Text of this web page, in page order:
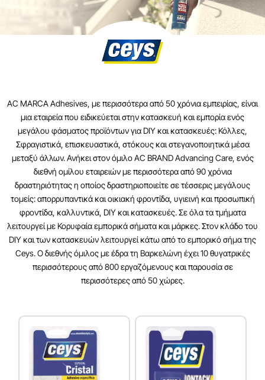
AC MARCA Adhesives, με περισσότερα από 50 χρόνια εμπειρίας, είναι
μια εταιρεία που ειδικεύεται στην κατασκευή και εμπορία ενός
μεγάλου φάσματος προϊόντων για DIY και κατασκευές: Κόλλες,
Σφραγιστικά, επισκευαστικά, στόκους και στεγανοποιητικά μέσα
μεταξύ άλλων. Ανήκει στον όμιλο AC BRAND Advancing Care, ενός
διεθνή ομίλου εταιρειών με περισσότερα από 90 χρόνια
δραστηριότητας η οποίος δραστηριοποιείτε σε τέσσερις μεγάλους
τομείς: απορρυπαντικά και οικιακή φροντίδα, υγιεινή και προσωπική
φροντίδα, καλλυντικά, DIY και κατασκευές. Σε όλα τα τμήματα
λειτουργεί με Κορυφαία εμπορικά σήματα και μάρκες. Στον κλάδο του
DIY και των κατασκευών λειτουργεί κάτω από το εμπορικό σήμα της
Ceys. Ο διεθνής όμιλος με έδρα τη Βαρκελώνη έχει 10 θυγατρικές
περισσότερους από 800 εργαζόμενους και παρουσία σε
περισσότερες από 50 χώρες.